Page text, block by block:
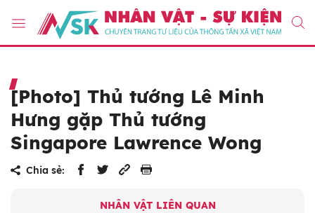
[Photo] Thủ tướng Lê Minh
Hưng gặp Thủ tướng
Singapore Lawrence Wong
Chia sẻ:
NHÂN VẬT LIÊN QUAN